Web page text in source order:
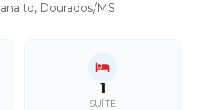
Dourados/MS
1
SUÍTE